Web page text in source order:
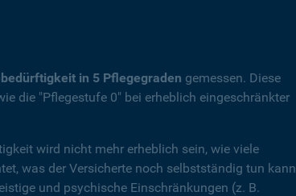
in 5 Pflegegraden gemessen. Diese
die "Pflegestufe 0" bei erheblich eingeschränkter
wird nicht mehr erheblich sein, wie viele
was der Versicherte noch selbstständig tun kann
und psychische Einschränkungen (z. B.